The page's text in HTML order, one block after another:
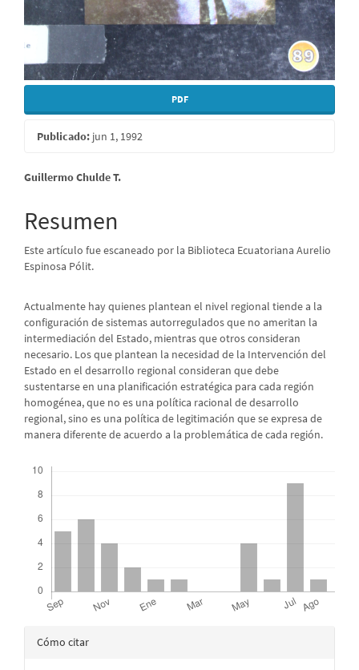
PDF
Publicado: jun 1, 1992
Contenido
principal
del
artículo
Guillermo Chulde T.
Resumen
Este artículo fue escaneado por la Biblioteca Ecuatoriana Aurelio
Espinosa Pólit.
Actualmente hay quienes plantean el nivel regional tiende a la
configuración de sistemas autorregulados que no ameritan la
intermediación del Estado, mientras que otros consideran
necesario. Los que plantean la necesidad de la Intervención del
Estado en el desarrollo regional consideran que debe
sustentarse en una planificación estratégica para cada región
homogénea, que no es una política racional de desarrollo
regional, sino es una política de legitimación que se expresa de
manera diferente de acuerdo a la problemática de cada región.
Detalles
Cómo citar